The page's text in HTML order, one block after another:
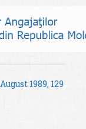
1989, 129